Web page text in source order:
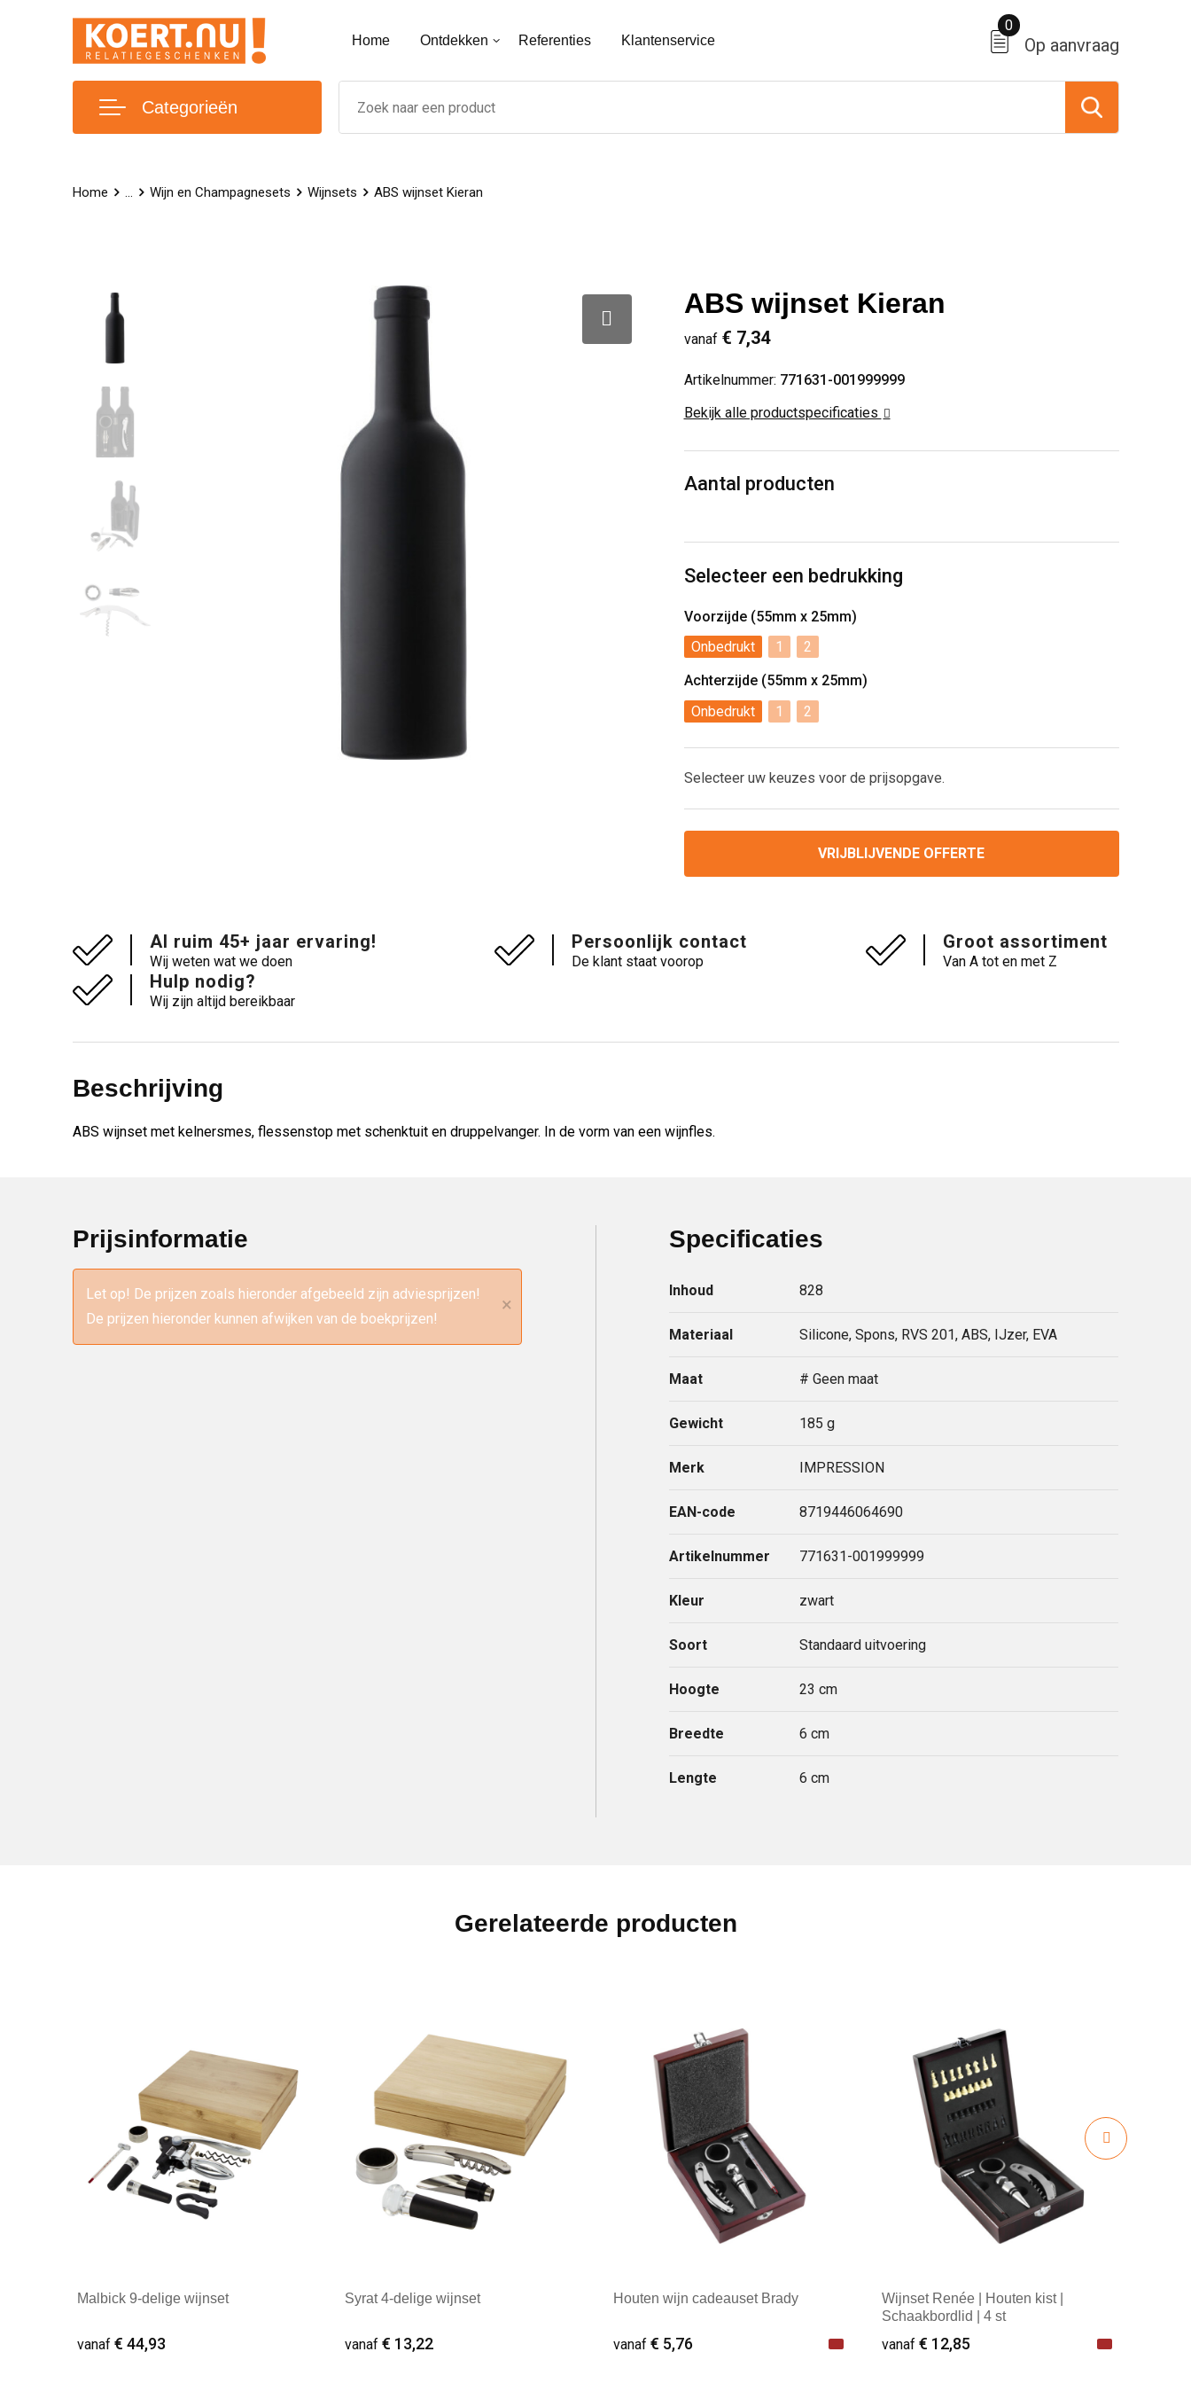
Home Ontdekken Referenties Klantenservice Op aanvraag
0
Categorieën
Home ... Wijn en Champagnesets Wijnsets ABS wijnset Kieran
ABS wijnset Kieran
vanaf € 7,34
Artikelnummer: 771631-001999999
Bekijk alle productspecificaties
Aantal producten
Selecteer een bedrukking
Voorzijde (55mm x 25mm)
Onbedrukt
1
2
Achterzijde (55mm x 25mm)
Onbedrukt
1 2
Selecteer uw keuzes voor de prijsopgave.
VRIJBLIJVENDE OFFERTE
Al ruim 45+ jaar ervaring!
Wij weten wat we doen
Persoonlijk contact
De klant staat voorop
Groot assortiment
Van A tot en met Z
Hulp nodig?
Wij zijn altijd bereikbaar
Beschrijving
ABS wijnset met kelnersmes, flessenstop met schenktuit en druppelvanger. In de vorm van een wijnfles.
Prijsinformatie
Let op! De prijzen zoals hieronder afgebeeld zijn adviesprijzen!
De prijzen hieronder kunnen afwijken van de boekprijzen!
×
Specificaties
Inhoud 828
Materiaal Silicone, Spons, RVS 201, ABS, IJzer, EVA
Maat # Geen maat
Gewicht 185 g
Merk IMPRESSION
EAN-code 8719446064690
Artikelnummer 771631-001999999
Kleur zwart
Soort Standaard uitvoering
Hoogte 23 cm
Breedte 6 cm
Lengte 6 cm
Gerelateerde producten
Malbick 9-delige wijnset
vanaf € 44,93
Syrat 4-delige wijnset
vanaf€ 13,22
Houten wijn cadeauset Brady
vanaf € 5,76
Wijnset Renée | Houten kist |
Schaakbordlid | 4 st
vanaf € 12,85